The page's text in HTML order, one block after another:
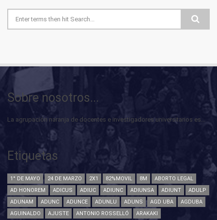
Formulario de búsqueda
Sobre nosotros...
La agrupación naranja de docentes e investigadores universitarios es...
Etiquetas
1° DE MAYO 24 DE MARZO 2X1 82%MOVIL 8M
ABORTO LEGAL
AD HONOREM
ADICUS ADIUC ADIUNC ADIUNSA ADIUNT
ADULP
ADUNAM
ADUNC ADUNCE ADUNLU ADUNS AGD UBA
AGDUBA
AGUINALDO
AJUSTE ANTONIO ROSSELLÓ ARAKAKI